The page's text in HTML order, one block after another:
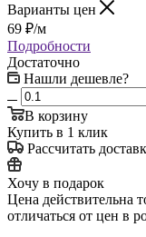
Варианты цен
69 ₽/м
Подробности
Достаточно
Нашли дешевле?
В корзину
Купить в 1 клик
Рассчитать
Хочу в подарок
Цена действительна
отличаться от цен в